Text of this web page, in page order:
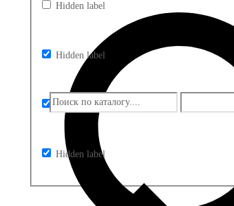
Hidden label
Hidden label
Hidden label
Hidden label